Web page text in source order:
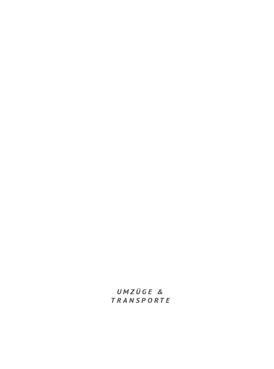
UMZÜGE &
TRANSPORTE